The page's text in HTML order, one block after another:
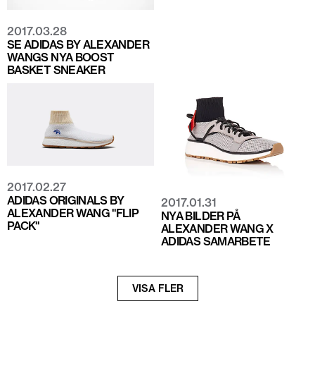
2017.03.28
SE ADIDAS BY ALEXANDER
WANGS NYA BOOST
BASKET SNEAKER
2017.02.27
ADIDAS ORIGINALS BY
ALEXANDER WANG "FLIP
PACK"
2017.01.31
NYA BILDER PÅ
ALEXANDER WANG X
ADIDAS SAMARBETE
VISA FLER
Nästa
sida